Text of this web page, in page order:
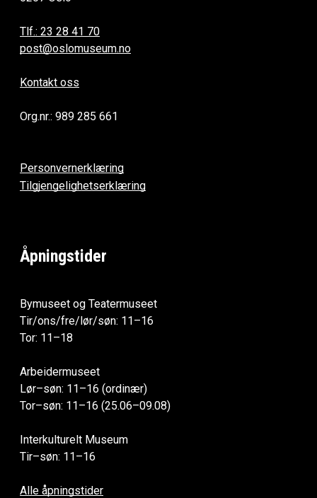
Tlf.: 23 28 41 70
post@oslomuseum.no
Kontakt oss
Org.nr.: 989 285 661
Personvernerklæring
Tilgjengelighetserklæring
Åpningstider
Bymuseet og Teatermuseet
Tir/ons/fre/lør/søn: 11–16
Tor: 11–18
Arbeidermuseet
Lør–søn: 11–16 (ordinær)
Tor–søn: 11–16 (25.06–09.08)
Interkulturelt Museum
Tir–søn: 11–16
Alle åpningstider